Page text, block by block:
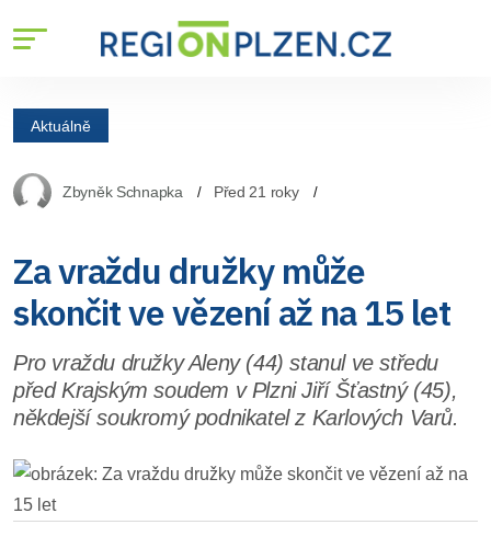
Aktuálně
Zbyněk Schnapka Před 21 roky
Za vraždu družky může
skončit ve vězení až na 15 let
Pro vraždu družky Aleny (44) stanul ve středu
před Krajským soudem v Plzni Jiří Šťastný (45),
někdejší soukromý podnikatel z Karlových Varů.